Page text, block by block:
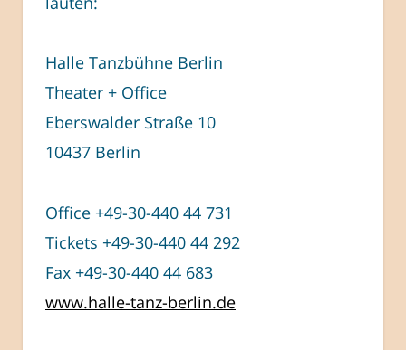
Halle Tanzbühne Berlin
Theater + Office
Eberswalder Straße 10
10437 Berlin
Office +49-30-440 44 731
Tickets +49-30-440 44 292
Fax +49-30-440 44 683
www.halle-tanz-berlin.de